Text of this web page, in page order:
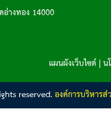
อ่างทอง 14000
แผนผังเว็บไซต์|น
reserved.องค์การบริหาร